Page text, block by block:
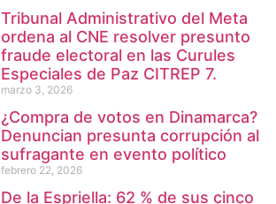
Tribunal Administrativo del Meta
ordena al CNE resolver presunto
fraude electoral en las Curules
Especiales de Paz CITREP 7.
marzo 3, 2026
¿Compra de votos en Dinamarca?
Denuncian presunta corrupción al
sufragante en evento político
febrero 22, 2026
De la Espriella: 62 % de sus cinco